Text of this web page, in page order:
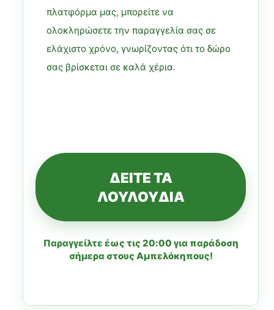
πλατφόρμα μας, μπορείτε να
ολοκληρώσετε την παραγγελία σας σε
ελάχιστο χρόνο, γνωρίζοντας ότι το δώρο
σας βρίσκεται σε καλά χέρια.
ΔΕΙΤΕ ΤΑ
ΛΟΥΛΟΥΔΙΑ
Παραγγείλτε έως τις 20:00 για παράδοση
σήμερα στους Αμπελόκηπους!